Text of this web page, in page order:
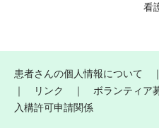
看
患者さんの個人情報について
｜
リンク ｜ ボランティア
入構許可申請関係